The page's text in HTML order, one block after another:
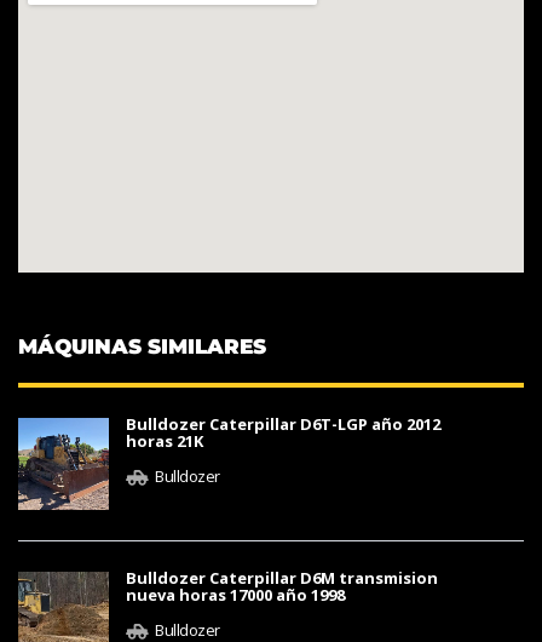
MÁQUINAS SIMILARES
Bulldozer Caterpillar D6T-LGP año 2012
horas 21K
Bulldozer
Bulldozer Caterpillar D6M transmision
nueva horas 17000 año 1998
Bulldozer